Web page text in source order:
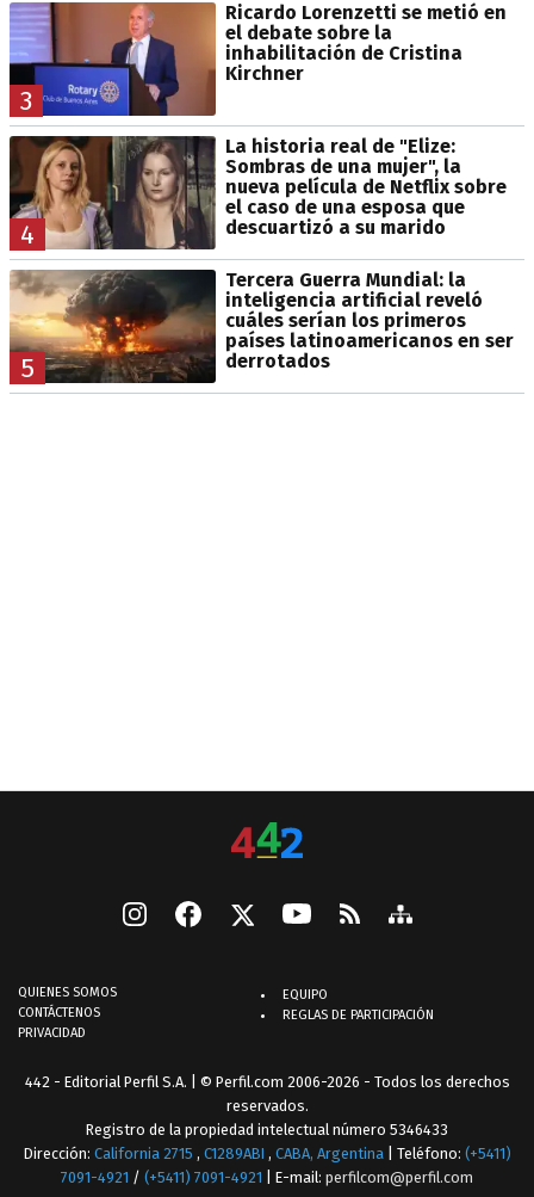
3
Ricardo Lorenzetti se metió en
el debate sobre la
inhabilitación de Cristina
Kirchner
4
La historia real de "Elize:
Sombras de una mujer", la
nueva película de Netflix sobre
el caso de una esposa que
descuartizó a su marido
5
Tercera Guerra Mundial: la
inteligencia artificial reveló
cuáles serían los primeros
países latinoamericanos en ser
derrotados
QUIENES SOMOS
CONTÁCTENOS
PRIVACIDAD
EQUIPO
REGLAS DE PARTICIPACIÓN
442 - Editorial Perfil S.A. | © Perfil.com 2006-2026 - Todos los derechos
reservados.
Registro de la propiedad intelectual número 5346433
Dirección: California 2715 , C1289ABI , CABA, Argentina | Teléfono: (+5411)
7091-4921 / (+5411) 7091-4921 | E-mail: perfilcom@perfil.com